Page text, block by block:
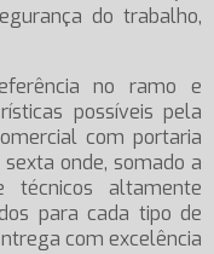
do trabalho,
no ramo e
possíveis pela
com portaria
onde, somado a
técnicos altamente
para cada tipo de
com excelência